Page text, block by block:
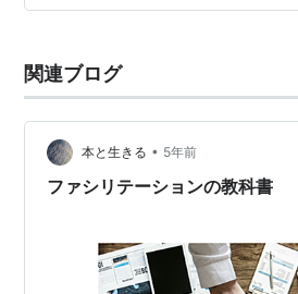
関連ブログ
本と生きる • 5年前
ファシリテーションの教科書